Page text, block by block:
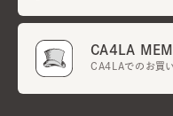
CA4LA
CA4LAでのお買い